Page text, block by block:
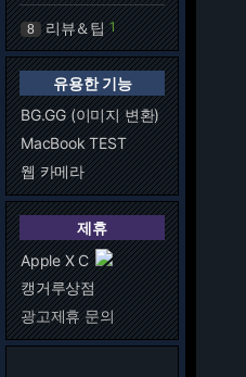
8 리뷰＆팁 1
유용한 기능
BG.GG (이미지 변환)
MacBook TEST
웹 카메라
제휴
Apple X C
캥거루상점
광고제휴 문의